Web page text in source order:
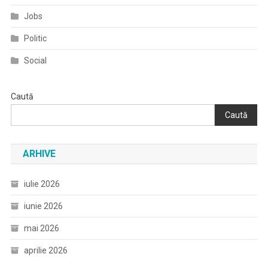
Jobs
Politic
Social
Caută
Caută
ARHIVE
iulie 2026
iunie 2026
mai 2026
aprilie 2026